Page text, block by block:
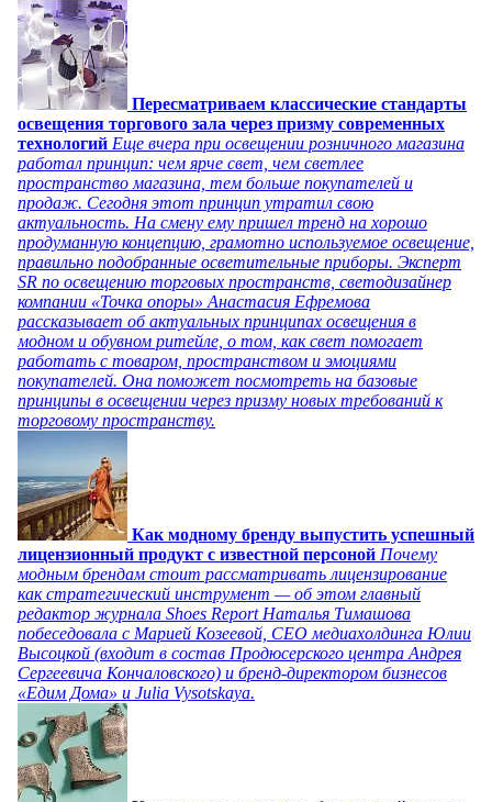
Пересматриваем классические стандарты
освещения торгового зала через призму современных
технологий Еще вчера при освещении розничного магазина
работал принцип: чем ярче свет, чем светлее
пространство магазина, тем больше покупателей и
продаж. Сегодня этот принцип утратил свою
актуальность. На смену ему пришел тренд на хорошо
продуманную концепцию, грамотно используемое освещение,
правильно подобранные осветительные приборы. Эксперт
SR по освещению торговых пространств, светодизайнер
компании «Точка опоры» Анастасия Ефремова
рассказывает об актуальных принципах освещения в
модном и обувном ритейле, о том, как свет помогает
работать с товаром, пространством и эмоциями
покупателей. Она поможет посмотреть на базовые
принципы в освещении через призму новых требований к
торговому пространству.
Как модному бренду выпустить успешный
лицензионный продукт с известной персоной Почему
модным брендам стоит рассматривать лицензирование
как стратегический инструмент — об этом главный
редактор журнала Shoes Report Наталья Тимашова
побеседовала с Марией Козеевой, СЕО медиахолдинга Юлии
Высоцкой (входит в состав Продюсерского центра Андрея
Сергеевича Кончаловского) и бренд-директором бизнесов
«Едим Дома» и Julia Vysotskaya.